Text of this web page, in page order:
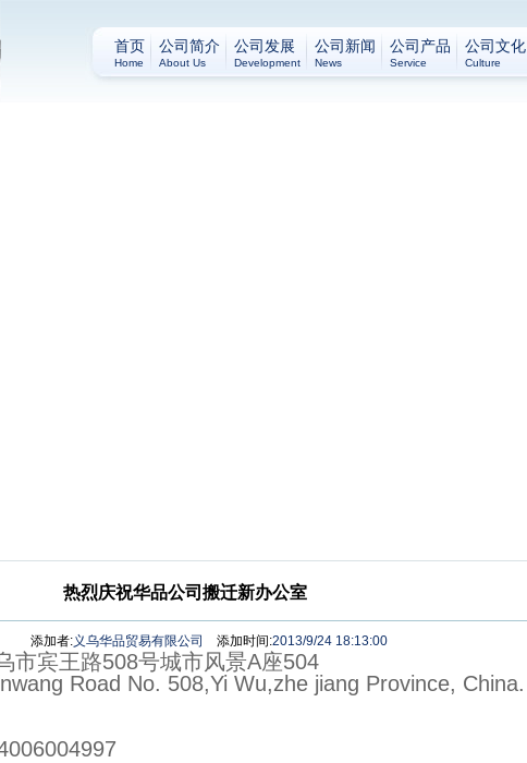
首页
Home
公司简介
About Us
公司发展
Development
公司新闻
News
公司产品
Service
公司文化
Culture
热烈庆祝华品公司搬迁新办公室
添加者:义乌华品贸易有限公司 添加时间:2013/9/24 18:13:00
市宾王路508号城市风景A座504
Road No. 508,Yi Wu,zhe jiang Province, China.